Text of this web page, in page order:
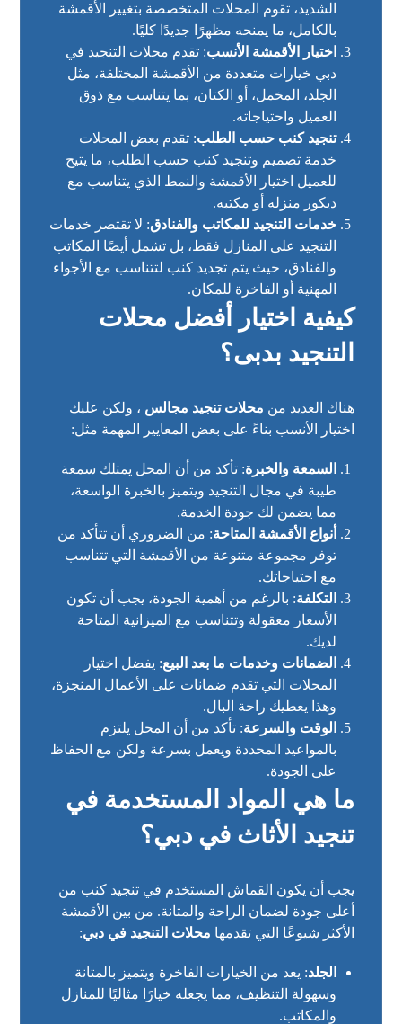
الشديد، تقوم المحلات المتخصصة بتغيير الأقمشة
بالكامل، ما يمنحه مظهرًا جديدًا كليًا.
اختيار الأقمشة الأنسب: تقدم محلات التنجيد في
دبي خيارات متعددة من الأقمشة المختلفة، مثل
الجلد، المخمل، أو الكتان، بما يتناسب مع ذوق
العميل واحتياجاته.
تنجيد كنب حسب الطلب: تقدم بعض المحلات
خدمة تصميم وتنجيد كنب حسب الطلب، ما يتيح
للعميل اختيار الأقمشة والنمط الذي يتناسب مع
ديكور منزله أو مكتبه.
خدمات التنجيد للمكاتب والفنادق: لا تقتصر خدمات
التنجيد على المنازل فقط، بل تشمل أيضًا المكاتب
والفنادق، حيث يتم تجديد كنب لتتناسب مع الأجواء
المهنية أو الفاخرة للمكان.
كيفية اختيار أفضل محلات
التنجيد بدبى؟
هناك العديد من محلات تنجيد مجالس ، ولكن عليك
اختيار الأنسب بناءً على بعض المعايير المهمة مثل:
السمعة والخبرة: تأكد من أن المحل يمتلك سمعة
طيبة في مجال التنجيد ويتميز بالخبرة الواسعة،
مما يضمن لك جودة الخدمة.
أنواع الأقمشة المتاحة: من الضروري أن تتأكد من
توفر مجموعة متنوعة من الأقمشة التي تتناسب
مع احتياجاتك.
التكلفة: بالرغم من أهمية الجودة، يجب أن تكون
الأسعار معقولة وتتناسب مع الميزانية المتاحة
لديك.
الضمانات وخدمات ما بعد البيع: يفضل اختيار
المحلات التي تقدم ضمانات على الأعمال المنجزة،
وهذا يعطيك راحة البال.
الوقت والسرعة: تأكد من أن المحل يلتزم
بالمواعيد المحددة ويعمل بسرعة ولكن مع الحفاظ
على الجودة.
ما هي المواد المستخدمة في
تنجيد الأثاث في دبي؟
يجب أن يكون القماش المستخدم في تنجيد كنب من
أعلى جودة لضمان الراحة والمتانة. من بين الأقمشة
الأكثر شيوعًا التي تقدمها محلات التنجيد في دبي:
الجلد: يعد من الخيارات الفاخرة ويتميز بالمتانة
وسهولة التنظيف، مما يجعله خيارًا مثاليًا للمنازل
والمكاتب.